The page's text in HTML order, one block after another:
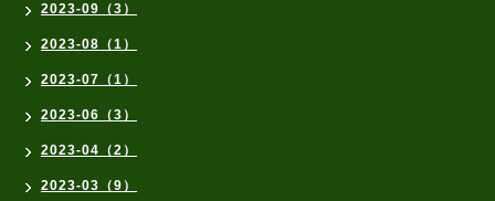
2023-09（3）
2023-08（1）
2023-07（1）
2023-06（3）
2023-04（2）
2023-03（9）